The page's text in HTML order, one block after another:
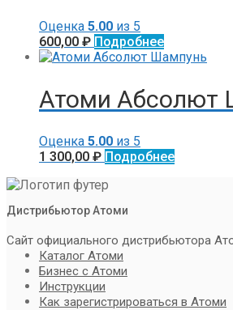
Оценка 5.00 из 5
600,00 ₽ Подробнее
Атоми Абсолют
Оценка 5.00 из 5
1 300,00 ₽ Подробнее
Дистрибьютор Атоми
Сайт официального дистрибьютора
Каталог Атоми
Бизнес с Атоми
Инструкции
Как зарегистрироваться в Атоми